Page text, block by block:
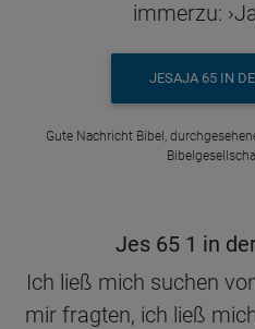
immerzu:
JESAJA 65 IN
Gute Nachricht Bibel,
Jes 65 1 in
Ich ließ mich suchen
mir fragten, ich ließ